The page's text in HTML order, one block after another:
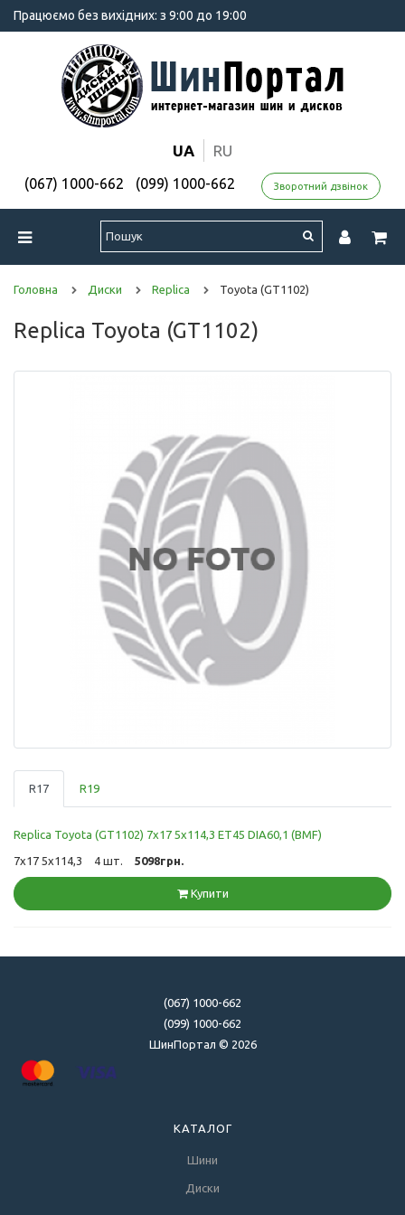
Працюємо без вихідних: з 9:00 до 19:00
UA RU
(067) 1000-662 (099) 1000-662 Зворотний дзвінок
Головна Диски Replica Toyota (GT1102)
Replica Toyota (GT1102)
R17 R19
Replica Toyota (GT1102) 7x17 5x114,3 ET45 DIA60,1 (BMF)
7x17 5x114,3 4 шт. 5098грн.
Купити
(067) 1000-662
(099) 1000-662
ШинПортал © 2026
КАТАЛОГ
Шини
Диски